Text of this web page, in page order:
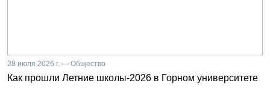
28 июля 2026 г. — Общество
Как прошли Летние школы-2026 в Горном университете